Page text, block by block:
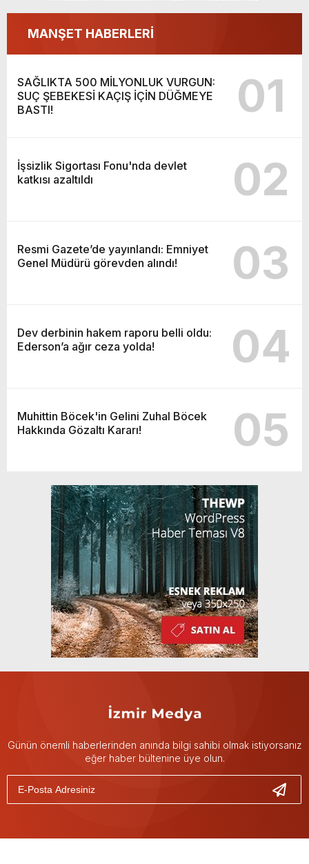
MANŞET HABERLERİ
SAĞLIKTA 500 MİLYONLUK VURGUN:
SUÇ ŞEBEKESİ KAÇIŞ İÇİN DÜĞMEYE
BASTI!
01
İşsizlik Sigortası Fonu'nda devlet
katkısı azaltıldı
02
Resmi Gazete’de yayınlandı: Emniyet
Genel Müdürü görevden alındı!
03
Dev derbinin hakem raporu belli oldu:
Ederson’a ağır ceza yolda!
04
Muhittin Böcek'in Gelini Zuhal Böcek
Hakkında Gözaltı Kararı!
05
Günün önemli haberlerinden anında bilgi sahibi olmak istiyorsanız
eğer haber bültenine üye olun.